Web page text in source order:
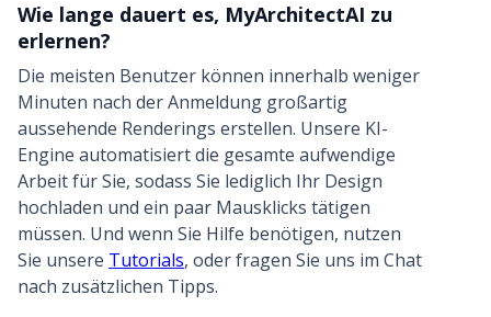
Wie lange dauert es, MyArchitectAI zu
erlernen?
Die meisten Benutzer können innerhalb weniger
Minuten nach der Anmeldung großartig
aussehende Renderings erstellen. Unsere KI-
Engine automatisiert die gesamte aufwendige
Arbeit für Sie, sodass Sie lediglich Ihr Design
hochladen und ein paar Mausklicks tätigen
müssen. Und wenn Sie Hilfe benötigen, nutzen
Sie unsere Tutorials, oder fragen Sie uns im Chat
nach zusätzlichen Tipps.